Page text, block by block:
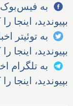
به فیس‌بوک
بپیوندید، اینجا
به توئیتر
بپیوندید، اینجا
به تلگرام
بپیوندید، اینجا